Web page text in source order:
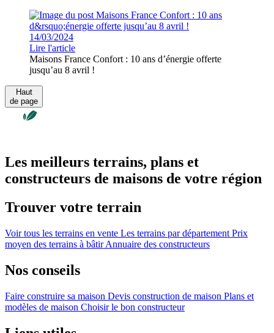
14/03/2024
Lire l'article
Maisons France Confort : 10 ans d’énergie offerte
jusqu’au 8 avril !
Haut
de page
Les meilleurs terrains, plans et
constructeurs de maisons de votre région
Trouver votre terrain
Voir tous les terrains en vente Les terrains par département Prix
moyen des terrains à bâtirAnnuaire des constructeurs
Nos conseils
Faire construire sa maison Devis construction de maison Plans et
modèles de maison Choisir le bon constructeur